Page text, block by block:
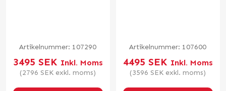
Artikelnummer: 107290
3495 SEK Inkl. Moms
(2796 SEK exkl. moms)
Artikelnummer: 107600
4495 SEK Inkl. Moms
(3596 SEK exkl. moms)